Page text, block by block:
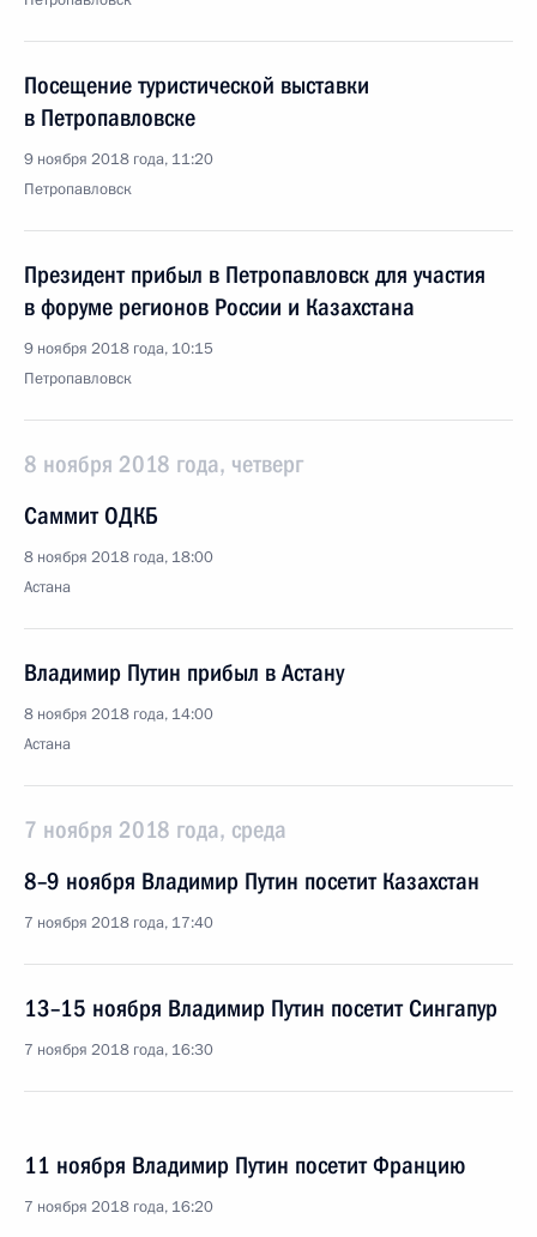
Посещение туристической выставки
в Петропавловске
9 ноября 2018 года, 11:20
Петропавловск
Президент прибыл в Петропавловск для участия
в форуме регионов России и Казахстана
9 ноября 2018 года, 10:15
Петропавловск
8 ноября 2018 года, четверг
Саммит ОДКБ
8 ноября 2018 года, 18:00
Астана
Владимир Путин прибыл в Астану
8 ноября 2018 года, 14:00
Астана
7 ноября 2018 года, среда
8–9 ноября Владимир Путин посетит Казахстан
7 ноября 2018 года, 17:40
13–15 ноября Владимир Путин посетит Сингапур
7 ноября 2018 года, 16:30
11 ноября Владимир Путин посетит Францию
7 ноября 2018 года, 16:20